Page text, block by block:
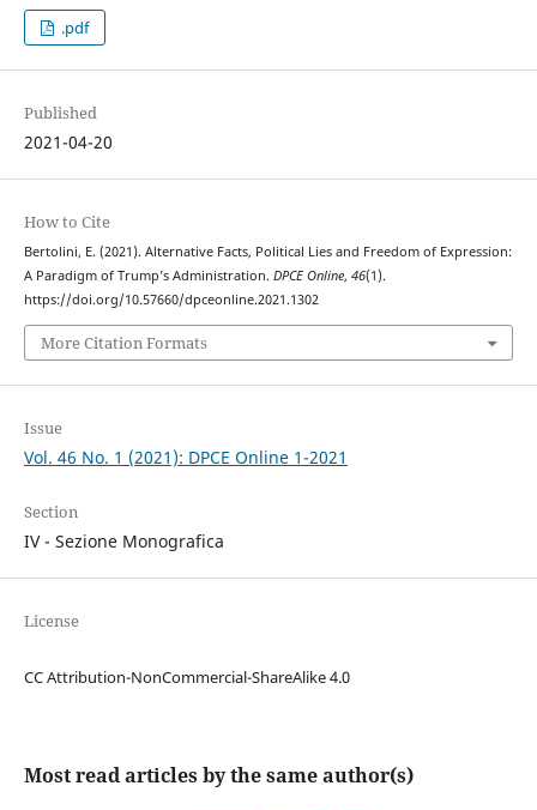
.pdf
Published
2021-04-20
How to Cite
Bertolini, E. (2021). Alternative Facts, Political Lies and Freedom of Expression:
A Paradigm of Trump’s Administration. DPCE Online, 46(1).
https://doi.org/10.57660/dpceonline.2021.1302
More Citation Formats
Issue
Vol. 46 No. 1 (2021): DPCE Online 1-2021
Section
IV - Sezione Monografica
License
CC Attribution-NonCommercial-ShareAlike 4.0
Most read articles by the same author(s)